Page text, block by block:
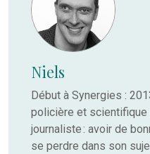
Niels
Début à Synergies :
policière et scientifique
journaliste : avoir de
se perdre dans son